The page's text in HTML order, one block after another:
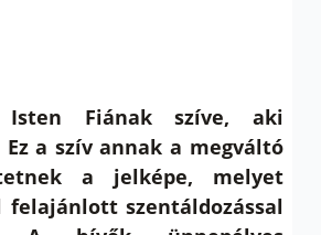
Isten Fiának szíve, aki
a szív annak a megváltó
a jelképe, melyet
felajánlott szentáldozással